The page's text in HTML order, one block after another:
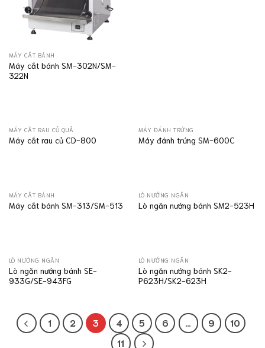
MÁY CẮT BÁNH
Máy cắt bánh SM-302N/SM-
322N
MÁY CẮT RAU CỦ QUẢ
Máy cắt rau củ CD-800
MÁY ĐÁNH TRỨNG
Máy đánh trứng SM-600C
MÁY CẮT BÁNH
Máy cắt bánh SM-313/SM-513
LÒ NƯỚNG NGĂN
Lò ngăn nướng bánh SM2-523H
LÒ NƯỚNG NGĂN
Lò ngăn nướng bánh SE-
933G/SE-943FG
LÒ NƯỚNG NGĂN
Lò ngăn nướng bánh SK2-
P623H/SK2-623H
1 2 3 4 5 6 … 9
10
11